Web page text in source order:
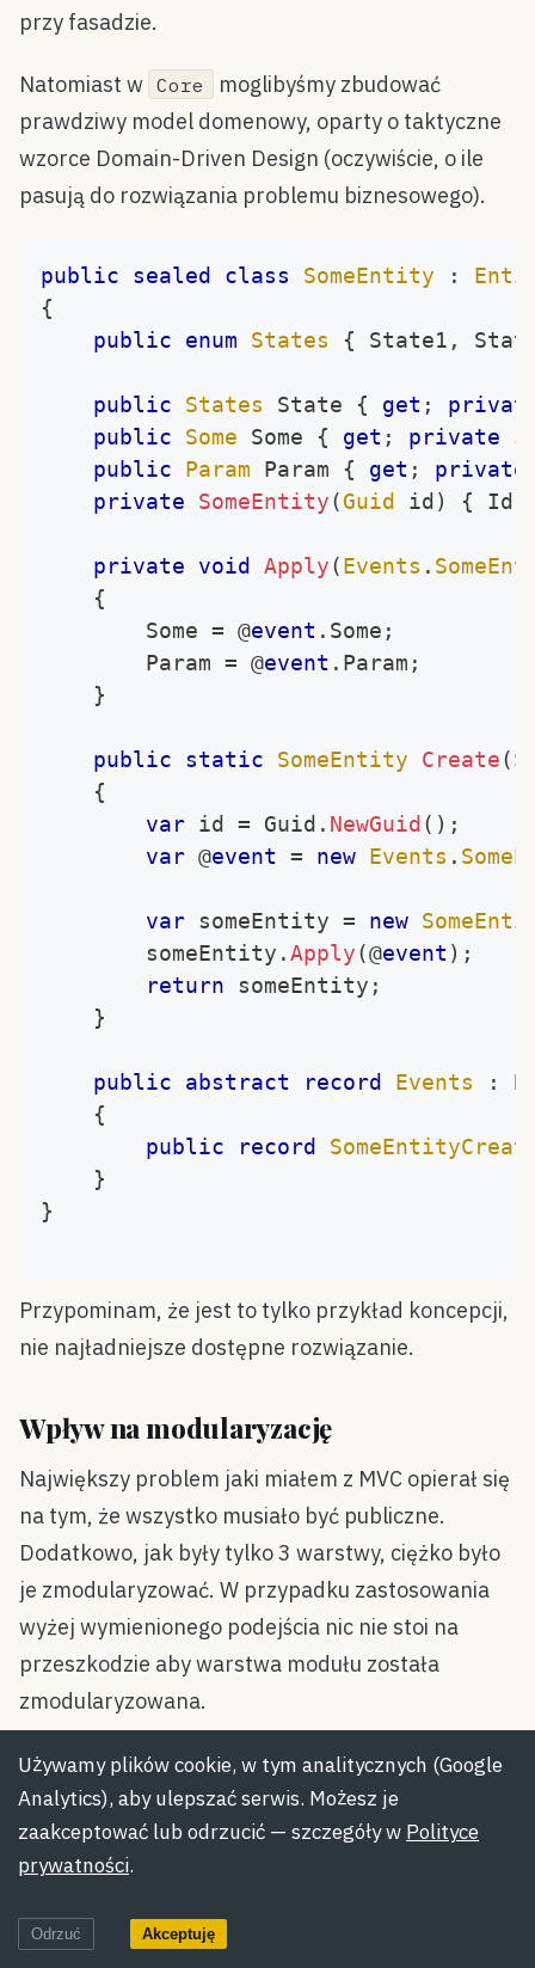
przy fasadzie.
Natomiast w Core
moglibyśmy zbudować
prawdziwy model domenowy, oparty o taktyczne
wzorce Domain-Driven Design (oczywiście, o ile
pasują do rozwiązania problemu biznesowego).
public sealed class SomeEntity :
{
public
enum States { State1 ,
public States State { get ;
public
Some Some { get ; private
public
Param Param { get ;
private
private
SomeEntity(Guid id ) { Id
private void Apply(Events .
{
		Some
= @event . Some ;
		Param
= @event . Param ;
}
public static SomeEntity Create(
{
var id = Guid . NewGuid ( ) ;
var @event = new Events .
var someEntity = new
		someEntity
.Apply(@event ) ;
return someEntity ;
}
public abstract record Events :
{
public
record
}
}
Przypominam, że jest to tylko przykład koncepcji,
nie najładniejsze dostępne rozwiązanie.
Wpływ na modularyzację
Największy problem jaki miałem z MVC opierał się
na tym, że wszystko musiało być publiczne.
Dodatkowo, jak były tylko 3 warstwy, ciężko było
je zmodularyzować. W przypadku zastosowania
wyżej wymienionego podejścia nic nie stoi na
przeszkodzie aby warstwa modułu została
zmodularyzowana.
Używamy plików cookie, w tym analitycznych (Google
Analytics), aby ulepszać serwis. Możesz je
zaakceptować lub odrzucić — szczegóły w Polityce
prywatności.
Odrzuć Akceptuję